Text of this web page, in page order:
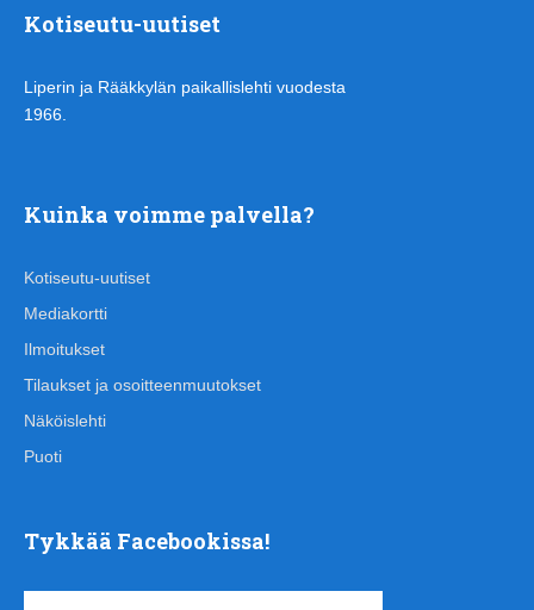
Kotiseutu-uutiset
Liperin ja Rääkkylän paikallislehti vuodesta
1966.
Kuinka voimme palvella?
Kotiseutu-uutiset
Mediakortti
Ilmoitukset
Tilaukset ja osoitteenmuutokset
Näköislehti
Puoti
Tykkää Facebookissa!